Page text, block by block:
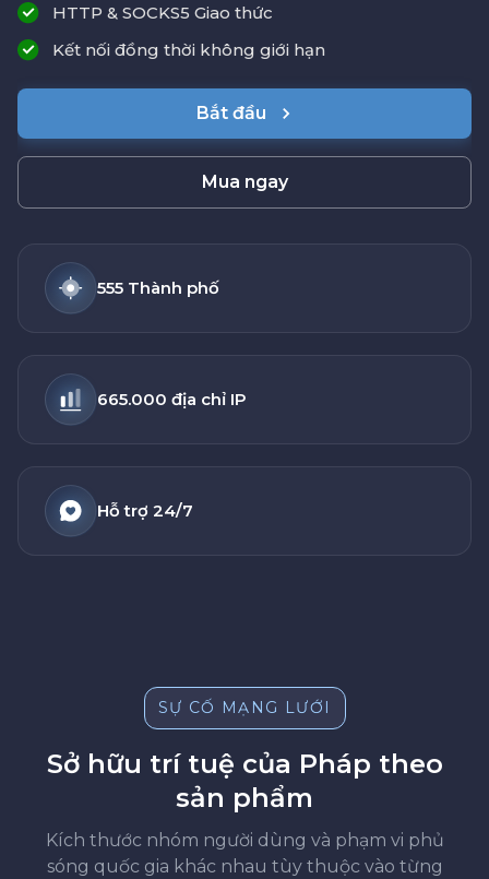
HTTP & SOCKS5 Giao thức
Kết nối đồng thời không giới hạn
Bắt đầu
Mua ngay
555 Thành phố
665.000 địa chỉ IP
Hỗ trợ 24/7
SỰ CỐ MẠNG LƯỚI
Sở hữu trí tuệ của Pháp theo
sản phẩm
Kích thước nhóm người dùng và phạm vi phủ
sóng quốc gia khác nhau tùy thuộc vào từng